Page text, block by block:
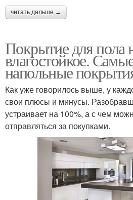
читать дальше →
Покрытие для пола
влагостойкое.
напольные
Как уже говорилось выше, у
свои плюсы и минусы.
устраивает на 100%, а с чем
отправляться за покупками.